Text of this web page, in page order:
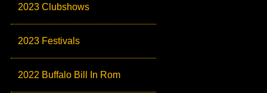
2023 Clubshows
2023 Festivals
2022 Buffalo Bill In Rom